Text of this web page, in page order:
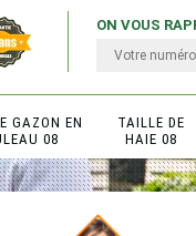
ON VOUS
GAZON EN
08
TAILLE DE
HAIE 08